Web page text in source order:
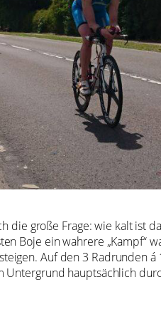
die große Frage: wie kalt ist
Boje ein wahrere „Kampf“
Auf den 3 Radrunden
hauptsächlich